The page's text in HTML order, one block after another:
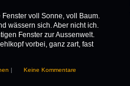
voll Sonne, voll Baum.
wässern sich. Aber nicht ich.
Fenster zur Aussenwelt.
vorbei, ganz zart, fast
| Keine Kommentare